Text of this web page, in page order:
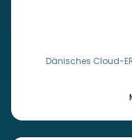
Dänisches Cloud-